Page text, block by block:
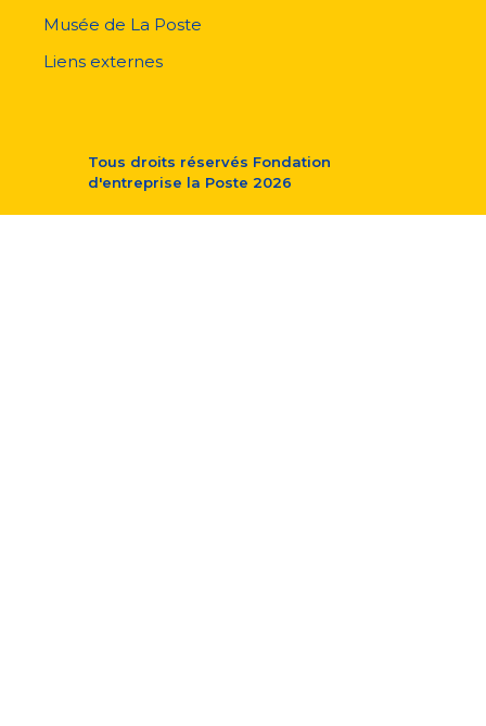
Musée de La Poste
Liens externes
Tous droits réservés Fondation
d'entreprise la Poste 2026